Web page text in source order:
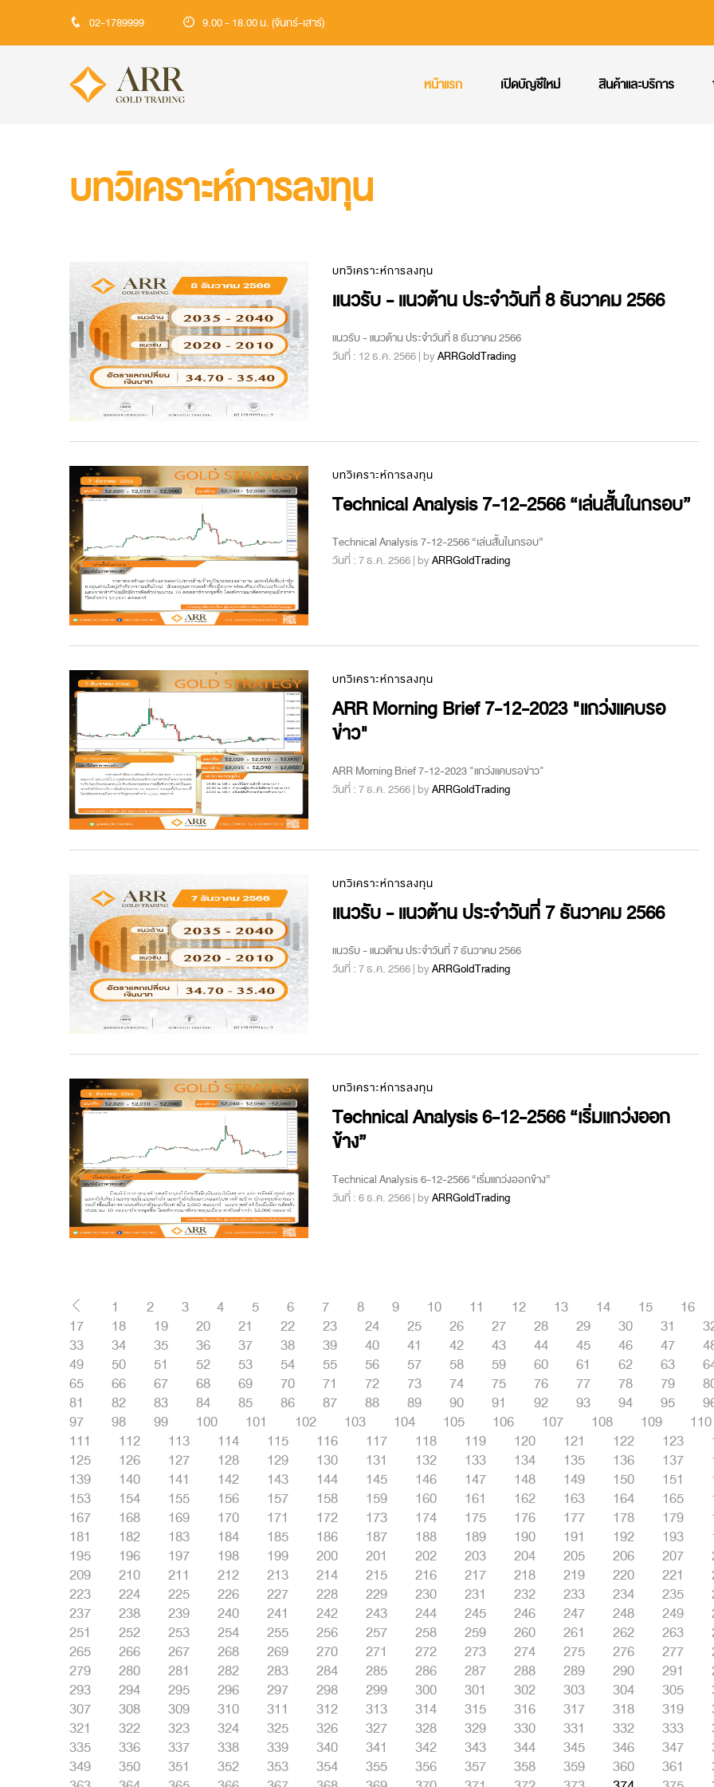
02-1789999 9.00 - 18.00 น. (จันทร์-เสาร์)
หน้าแรก เปิดบัญชีใหม่ สินค้าและบริการ
บทวิเคราะห์การลงทุน
บทวิเคราะห์การลงทุน
แนวรับ - แนวต้าน ประจำวันที่ 8 ธันวาคม 2566
แนวรับ - แนวต้าน ประจำวันที่ 8 ธันวาคม 2566
วันที่ : 12 ธ.ค. 2566 | byARRGoldTrading
บทวิเคราะห์การลงทุน
Technical Analysis 7-12-2566 “เล่นสั้นในกรอบ”
Technical Analysis 7-12-2566 “เล่นสั้นในกรอบ”
วันที่ : 7 ธ.ค. 2566 | byARRGoldTrading
บทวิเคราะห์การลงทุน
ARR Morning Brief 7-12-2023 "แกว่งแคบรอ
ข่าว"
ARR Morning Brief 7-12-2023 "แกว่งแคบรอข่าว"
วันที่ : 7 ธ.ค. 2566 | byARRGoldTrading
บทวิเคราะห์การลงทุน
แนวรับ - แนวต้าน ประจำวันที่ 7 ธันวาคม 2566
แนวรับ - แนวต้าน ประจำวันที่ 7 ธันวาคม 2566
วันที่ : 7 ธ.ค. 2566 | byARRGoldTrading
บทวิเคราะห์การลงทุน
Technical Analysis 6-12-2566 “เริ่มแกว่งออก
ข้าง”
Technical Analysis 6-12-2566 “เริ่มแกว่งออกข้าง”
วันที่ : 6 ธ.ค. 2566 | byARRGoldTrading
1 2 3 4 5 6 7 8 9 10 11 12 13 14 15
16
17
18 19 20 21 22 23 24 25 26 27 28 29 30 31
33
34 35 36 37 38 39 40 41 42 43 44 45 46 47
49
50 51 52 53 54 55 56 57 58 59 60 61 62 63
65
66 67 68 69 70 71 72 73 74 75 76 77 78 79
81
82 83 84 85 86 87 88 89 90 91 92 93 94 95
97
98 99 100 101 102 103 104 105 106 107 108 109
110
111
112 113 114 115 116 117 118 119 120 121 122 123
125
126 127 128 129 130 131 132 133 134 135 136 137
139
140 141 142 143 144 145 146 147 148 149 150 151
153
154 155 156 157 158 159 160 161 162 163 164 165
167
168 169 170 171 172 173 174 175 176 177 178 179
181
182 183 184 185 186 187 188 189 190 191 192 193
195
196 197 198 199 200 201 202 203 204 205 206 207
209
210 211 212 213 214 215 216 217 218 219 220 221
223
224 225 226 227 228 229 230 231 232 233 234 235
237
238 239 240 241 242 243 244 245 246 247 248 249
251
252 253 254 255 256 257 258 259 260 261 262 263
265
266 267 268 269 270 271 272 273 274 275 276 277
279
280 281 282 283 284 285 286 287 288 289 290 291
293
294 295 296 297 298 299 300 301 302 303 304 305
307
308 309 310 311 312 313 314 315 316 317 318 319
321
322 323 324 325 326 327 328 329 330 331 332 333
335
336 337 338 339 340 341 342 343 344 345 346 347
349
350 351 352 353 354 355 356 357 358 359 360 361